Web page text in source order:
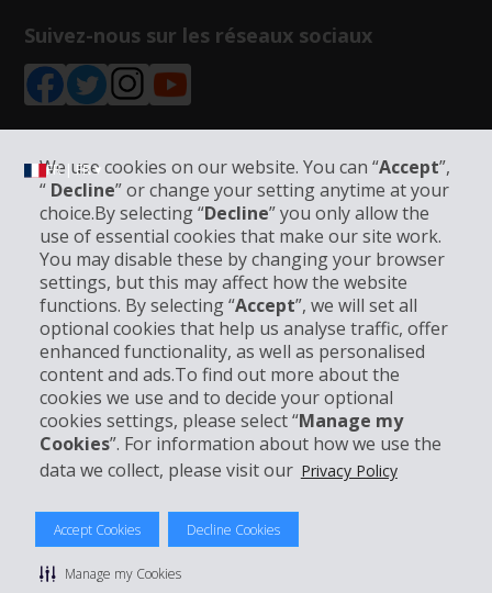
We use cookies on our website. You can “Accept”,
“ Decline” or change your setting anytime at your
choice.By selecting “Decline” you only allow the
use of essential cookies that make our site work.
You may disable these by changing your browser
settings, but this may affect how the website
functions. By selecting “Accept”, we will set all
optional cookies that help us analyse traffic, offer
enhanced functionality, as well as personalised
content and ads.To find out more about the
cookies we use and to decide your optional
cookies settings, please select “Manage my
Cookies”. For information about how we use the
data we collect, please visit our Privacy Policy
Accept Cookies Decline Cookies
Manage my Cookies
Suivez-nous sur les réseaux sociaux
FR | FR ▾
Informations sur l'entreprise
Entreprise
Support client
Réserver avec Hertz
© 2026 The Hertz System, Inc.
Politique de confidentialité
Conditions de location |